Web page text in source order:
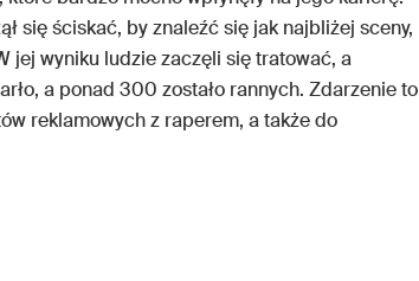
się ściskać, by znaleźć się jak najbliżej sceny,
jej wyniku ludzie zaczęli się tratować, a
a ponad 300 zostało rannych. Zdarzenie to
reklamowych z raperem, a także do